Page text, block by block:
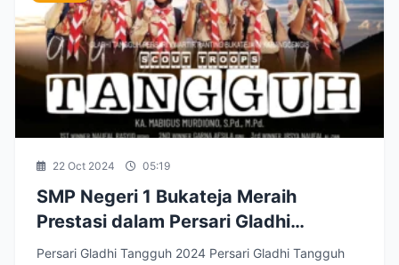
22 Oct 2024 05:19
SMP Negeri 1 Bukateja Meraih
Prestasi dalam Persari Gladhi
Tangguh Menjelang Pramuka Garuda
Persari Gladhi Tangguh 2024 Persari Gladhi Tangguh